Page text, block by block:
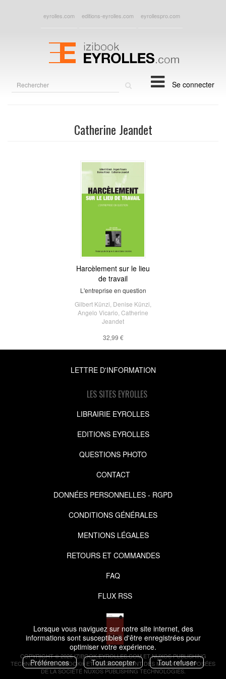
Lorsque vous naviguez sur notre site internet, des
informations sont susceptibles d'être enregistrées pour
optimiser votre expérience.
Préférences
Tout accepter Tout refuser
eyrolles.com editions-eyrolles.com eyrollespro.com
Se connecter
Catherine Jeandet
Harcèlement sur le lieu
de travail
L'entreprise en question
Gilbert Künzi Denise Künzi
Angelo Vicario Catherine
Jeandet
32,99 €
LETTRE D'INFORMATION
LES SITES EYROLLES
LIBRAIRIE EYROLLES
EDITIONS EYROLLES
QUESTIONS PHOTO
CONTACT
DONNÉES PERSONNELLES - RGPD
CONDITIONS GÉNÉRALES
MENTIONS LÉGALES
RETOURS ET COMMANDES
FAQ
FLUX RSS
COPYRIGHT © 2026 IZIBOOK.EYROLLES.COM ET NUXOS PUBLISHING
TECHNOLOGIES.IZIBOOK® ETIZIBOOKS®SONT DES MARQUES DÉPOSÉES
DE LA SOCIÉTÉ NUXOS PUBLISHING TECHNOLOGIES.